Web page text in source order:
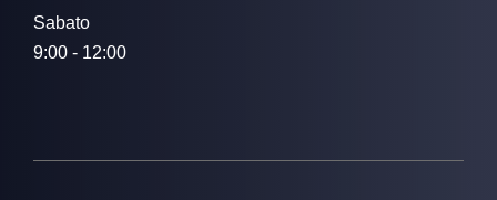
Sabato
9:00 - 12:00